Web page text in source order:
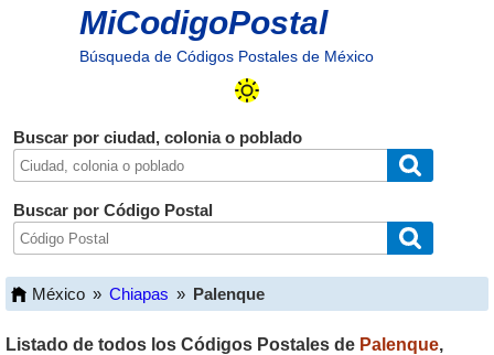
MiCodigoPostal
Búsqueda de Códigos Postales de México
Buscar por ciudad, colonia o poblado
Buscar por Código Postal
México » Chiapas » Palenque
Listado de todos los Códigos Postales de Palenque,